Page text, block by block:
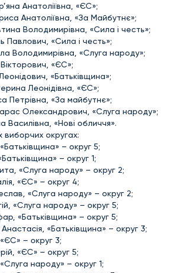
Анатоліївна, «ЄС»;
Анатоліївна, «За Майбутнє»;
Володимирівна, «Сила і честь»;
Павлович, «Сила і честь»;
Володимирівна, «Слуга народу»;
«ЄС»;
«Батьківщина»;
Леонідівна, «ЄС»;
Петрівна, «За майбутнє»;
Олександрович, «Слуга народу»;
Василівна, «Нові обличчя».
виборчих округах:
– округ 5;
– округ 1;
«Слуга народу» – округ 2;
«ЄС» – округ 4;
«Слуга народу» – округ 2;
«Слуга народу» – округ 5;
«Батьківщина» – округ 5;
«Батьківщина» – округ 3;
– округ 3;
«ЄС» – округ 5;
народу» – округ 1;